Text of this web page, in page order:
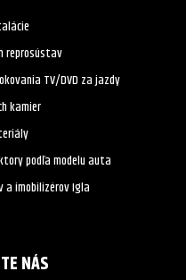
reprosústav
TV/DVD za jazdy
kamier
podľa modelu auta
a imobilizérov Igla
NÁS